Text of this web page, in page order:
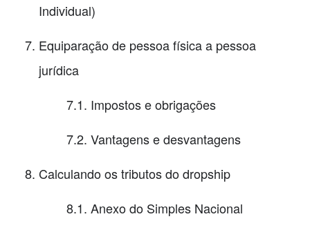
Individual)
Equiparação de pessoa física a pessoa
jurídica
7.1. Impostos e obrigações
7.2. Vantagens e desvantagens
Calculando os tributos do dropship
8.1. Anexo do Simples Nacional